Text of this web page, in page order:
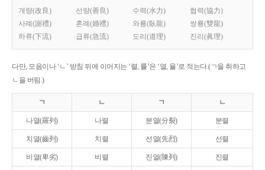
개량(改良) 선량(善良) 수력(水力)
협력(協力)
사례(謝禮)
혼례(婚禮) 와룡(臥龍)
쌍룡(雙龍)
하류(下流)
급류(急流) 도리(道理) 진리(眞理)
다만, 모음이나 ‘ㄴ’ 받침 뒤에 이어지는 ‘렬, 률’은 ‘열, 율’로 적는다.(ㄱ을 취하고
ㄴ을 버림.)
ㄱ ㄴ ㄱ ㄴ
나열(羅列) 나렬 분열(分裂) 분렬
치열(齒列) 치렬 선열(先烈) 선렬
비열(卑劣) 비렬 진열(陳列) 진렬